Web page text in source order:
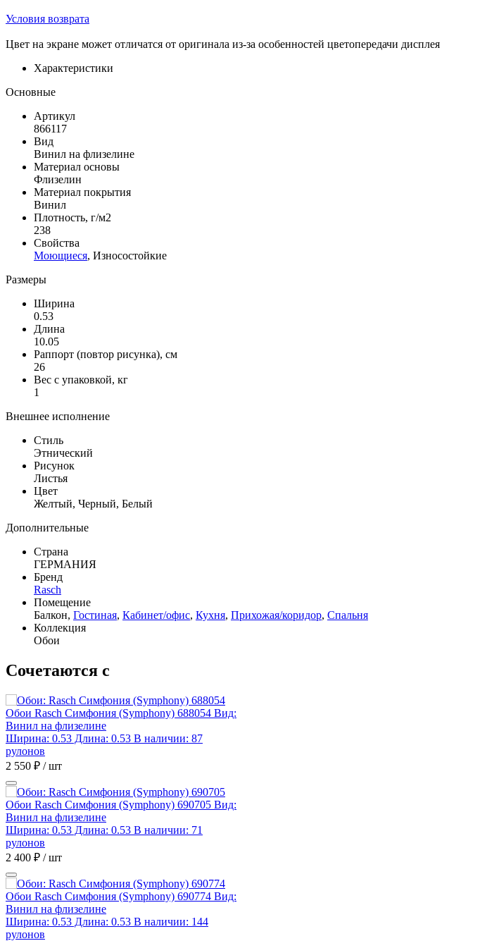
Условия возврата
Цвет на экране может отличатся от оригинала из-за особенностей цветопередачи дисплея
Характеристики
Основные
Артикул
866117
Вид
Винил на флизелине
Материал основы
Флизелин
Материал покрытия
Винил
Плотность, г/м2
238
Свойства
Моющиеся, Износостойкие
Размеры
Ширина
0.53
Длина
10.05
Раппорт (повтор рисунка), см
26
Вес с упаковкой, кг
1
Внешнее исполнение
Стиль
Этнический
Рисунок
Листья
Цвет
Желтый, Черный, Белый
Дополнительные
Страна
ГЕРМАНИЯ
Бренд
Rasch
Помещение
Балкон, Гостиная, Кабинет/офис, Кухня, Прихожая/коридор, Спальня
Коллекция
Обои
Сочетаются с
Обои Rasch Симфония (Symphony) 688054 Вид:
Винил на флизелине
Ширина: 0.53 Длина: 0.53 В наличии: 87
рулонов
2 550 ₽ / шт
Обои Rasch Симфония (Symphony) 690705 Вид:
Винил на флизелине
Ширина: 0.53 Длина: 0.53 В наличии: 71
рулонов
2 400 ₽ / шт
Обои Rasch Симфония (Symphony) 690774 Вид:
Винил на флизелине
Ширина: 0.53 Длина: 0.53 В наличии: 144
рулонов